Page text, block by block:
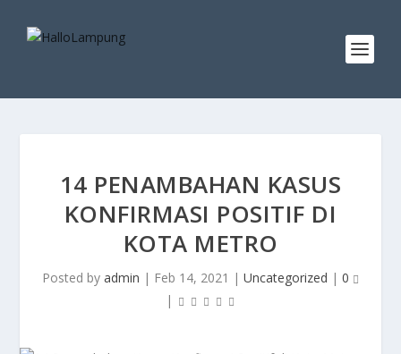
14 PENAMBAHAN KASUS
KONFIRMASI POSITIF DI
KOTA METRO
Posted by admin | Feb 14, 2021 | Uncategorized | 0
|